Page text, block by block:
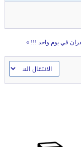
في يوم واحد !!! »